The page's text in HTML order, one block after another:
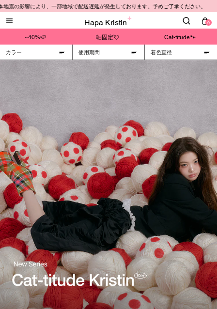
Hapa Kristin 0
~40%🍉 軸固定💘 Cat-titude🐾
の影響により、一部地域で配送遅延が発生しております。予めご了承ください。
カラー 使用期間 着色直径